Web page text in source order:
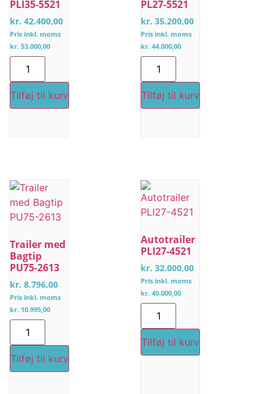
PLI35-5521
kr. 42.400,00
Pris inkl. moms
kr. 53.000,00
Tilføj til kurv
PL27-5521
kr. 35.200,00
Pris inkl. moms
kr. 44.000,00
Tilføj til kurv
Trailer med
Bagtip
PU75-2613
kr. 8.796,00
Pris inkl. moms
kr. 10.995,00
Tilføj til kurv
Autotrailer
PLI27-4521
kr. 32.000,00
Pris inkl. moms
kr. 40.000,00
Tilføj til kurv